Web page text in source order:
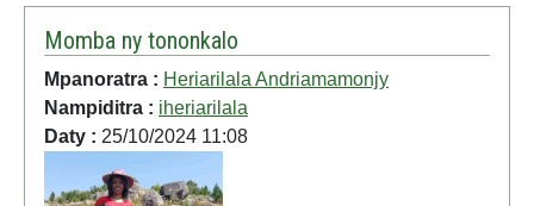
Momba ny tononkalo
Mpanoratra : Heriarilala Andriamamonjy
Nampiditra : iheriarilala
Daty : 25/10/2024 11:08